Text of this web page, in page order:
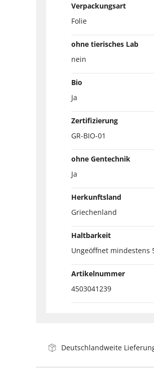
Verpackungsart
Folie
ohne tierisches Lab
nein
Bio
Ja
Zertifizierung
GR-BIO-01
ohne Gentechnik
Ja
Herkunftsland
Griechenland
Haltbarkeit
Ungeöffnet mindestens
Artikelnummer
4503041239
Deutschlandweite